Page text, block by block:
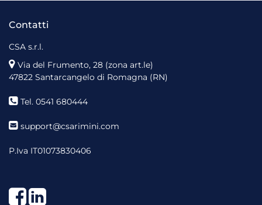
Contatti
CSA s.r.l.
Via del Frumento, 28 (zona art.le)
47822 Santarcangelo di Romagna (RN)
Tel. 0541 680444
support@csarimini.com
P.Iva IT01073830406
Facebook
LinkedIn